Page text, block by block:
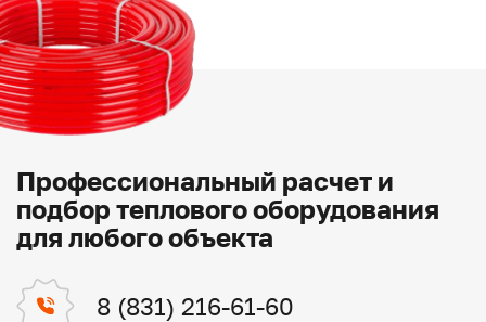
Профессиональный расчет и
подбор теплового оборудования
для любого объекта
8 (831) 216-61-60